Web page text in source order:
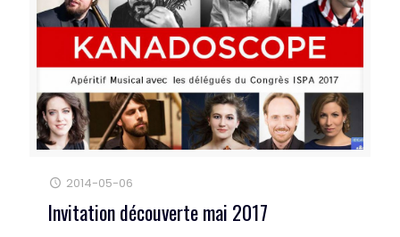
2014-05-06
Invitation découverte mai 2017